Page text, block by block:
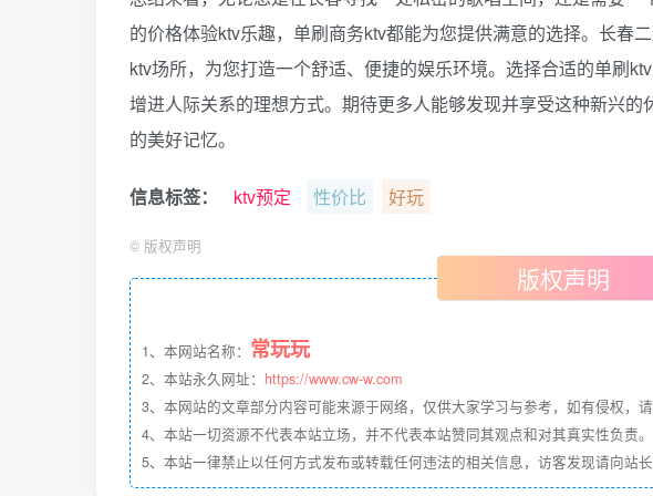
的价格体验ktv乐趣，单刷商务ktv都能为您提供满意的选择。长春
ktv场所，为您打造一个舒适、便捷的娱乐环境。选择合适的单刷
增进人际关系的理想方式。期待更多人能够发现并享受这种新兴
的美好记忆。
信息标签： ktv预定 性价比 好玩
© 版权声明
版权声明
1、本网站名称： 常玩玩
2、本站永久网址： https://www.cw-w.com
3、本网站的文章部分内容可能来源于网络，仅供大家学习与参考，如有侵权，
4、本站一切资源不代表本站立场，并不代表本站赞同其观点和对其真实性负责。
5、本站一律禁止以任何方式发布或转载任何违法的相关信息，访客发现请向站